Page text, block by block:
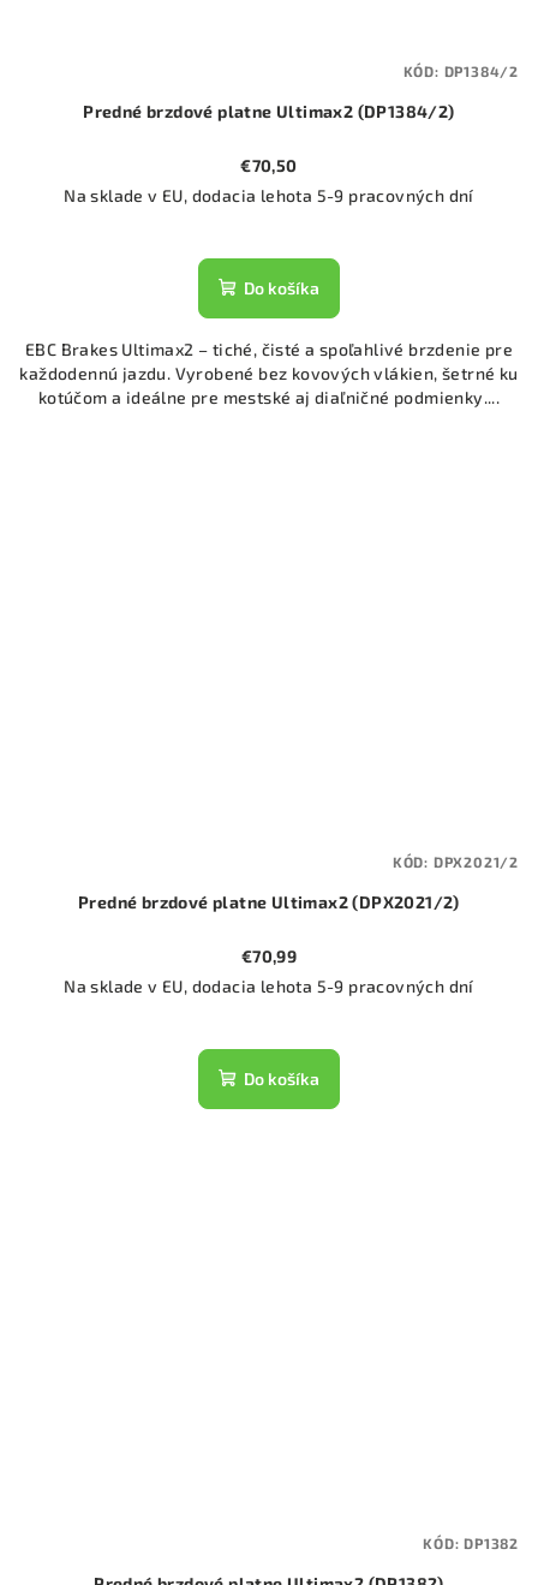
Predné brzdové platne Ultimax2 (DP1384/2)
€70,50
Na sklade v EU, dodacia lehota 5-9 pracovných dní
Do košíka
EBC Brakes Ultimax2 – tiché, čisté a spoľahlivé brzdenie pre
každodennú jazdu. Vyrobené bez kovových vlákien, šetrné ku
kotúčom a ideálne pre mestské aj diaľničné podmienky....
KÓD: DP1384/2
Predné brzdové platne Ultimax2 (DPX2021/2)
€70,99
Na sklade v EU, dodacia lehota 5-9 pracovných dní
Do košíka
KÓD: DPX2021/2
KÓD:DP1382